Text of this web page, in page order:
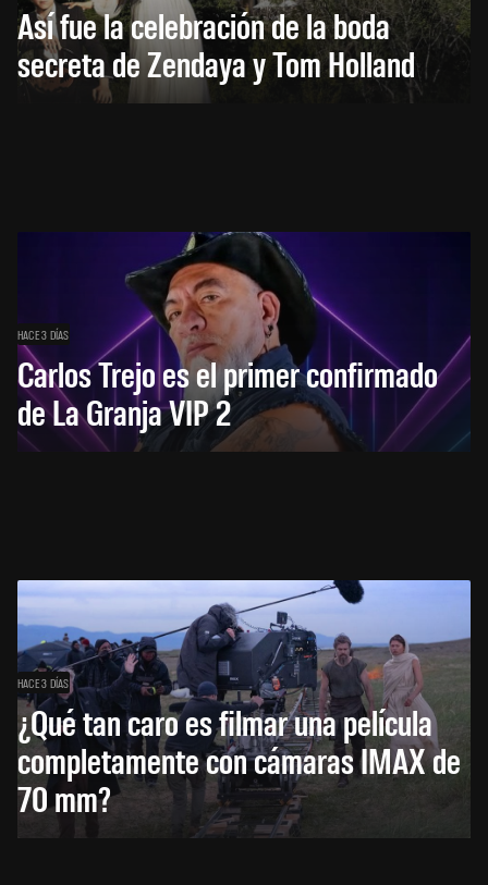
Así fue la celebración de la boda
secreta de Zendaya y Tom Holland
HACE 3 DÍAS
Carlos Trejo es el primer confirmado
de La Granja VIP 2
HACE 3 DÍAS
¿Qué tan caro es filmar una película
completamente con cámaras IMAX de
70 mm?